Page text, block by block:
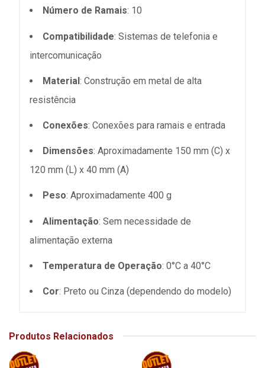
Número de Ramais: 10
Compatibilidade: Sistemas de telefonia e
intercomunicação
Material: Construção em metal de alta
resistência
Conexões: Conexões para ramais e entrada
Dimensões: Aproximadamente 150 mm (C) x
120 mm (L) x 40 mm (A)
Peso: Aproximadamente 400 g
Alimentação: Sem necessidade de
alimentação externa
Temperatura de Operação: 0°C a 40°C
Cor: Preto ou Cinza (dependendo do modelo)
Produtos Relacionados